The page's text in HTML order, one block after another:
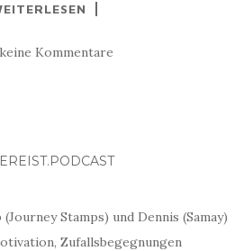
Kommentare
Stamps) und Dennis (Samay)
Zufallsbegegnungen